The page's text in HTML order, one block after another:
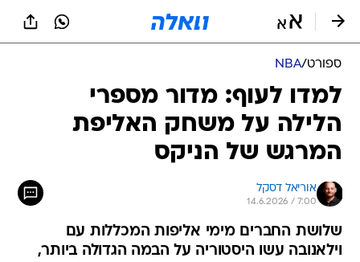
ספורט/
NBA
למדו לעוף: מדור מספרי
הלילה על משחק האליפת
המרגש של הניקס
אוריאל דסקל
14.6.2026 / 7:00
שלושת החברים מימי אליפות המכללות עם
וילאנובה עשו היסטוריה על הבמה הגדולה ביותר,